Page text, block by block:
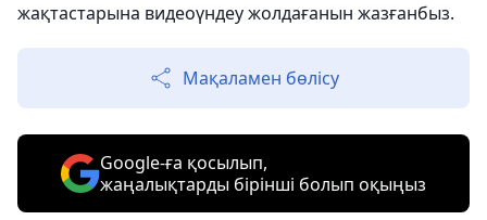
жақтастарына видеоүндеу жолдағанын жазғанбыз.
Мақаламен бөлісу
Google-ға қосылып,
жаңалықтарды бірінші болып оқыңыз